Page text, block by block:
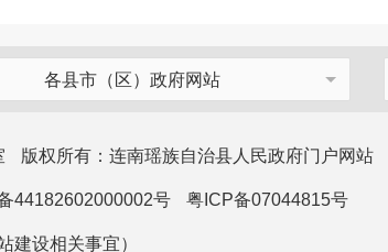
各县市（区）政府网站
版权所有：连南瑶族自治县人民政府门户网站
44182602000002号 粤ICP备07044815号
建设相关事宜）